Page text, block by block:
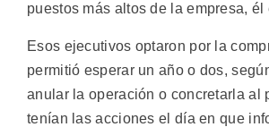
puestos más altos de la empresa, él
Esos ejecutivos optaron por la
permitió esperar un año o dos,
anular la operación o concretarla al
tenían las acciones el día en que